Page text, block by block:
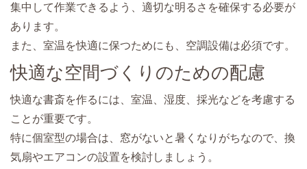
集中して作業できるよう、適切な明るさを確保する必要が
あります。
また、室温を快適に保つためにも、空調設備は必須です。
快適な空間づくりのための配慮
快適な書斎を作るには、室温、湿度、採光などを考慮する
ことが重要です。
特に個室型の場合は、窓がないと暑くなりがちなので、換
気扇やエアコンの設置を検討しましょう。